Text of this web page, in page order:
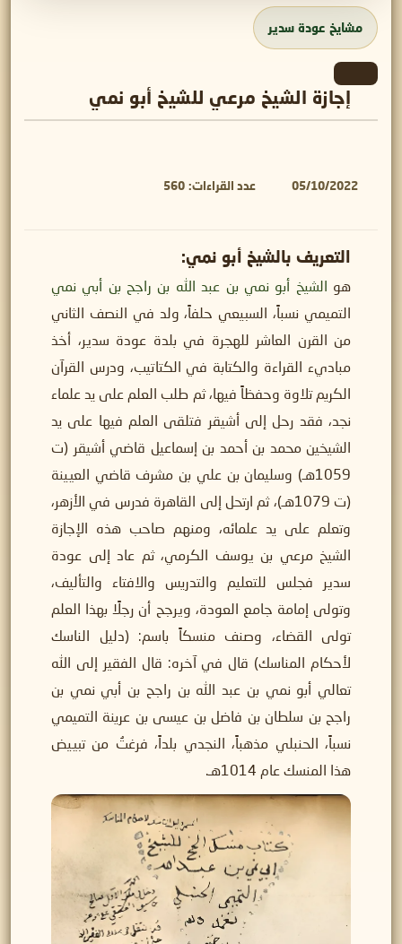
مشايخ عودة سدير
إجازة الشيخ مرعي للشيخ أبو نمي
05/10/2022 عدد القراءات: 560
التعريف بالشيخ أبو نمي:
هو
الشيخ أبو نمي بن عبد الله بن راجح بن أبي نمي
التميمي نسباً، السبيعي حلفاً، ولد في النصف الثاني
من القرن العاشر للهجرة في بلدة عودة سدير، أخذ
مباديء القراءة والكتابة في الكتاتيب، ودرس القرآن
الكريم تلاوة وحفظاً فيها، ثم طلب العلم على يد علماء
نجد، فقد رحل إلى أشيقر فتلقى العلم فيها على يد
الشيخين محمد بن أحمد بن إسماعيل قاضي أشيقر (ت
1059هـ) وسليمان بن علي بن مشرف قاضي العيينة
(ت 1079هـ)، ثم ارتحل إلى القاهرة فدرس في الأزهر،
وتعلم على يد علمائه، ومنهم صاحب هذه الإجازة
الشيخ مرعي بن يوسف الكرمي، ثم عاد إلى عودة
سدير فجلس للتعليم والتدريس والافتاء والتأليف،
وتولى إمامة جامع العودة، ويرجح أن رجلًا بهذا العلم
تولى القضاء، وصنف منسكاً باسم: (دليل الناسك
لأحكام المناسك) قال في آخره: قال الفقير إلى الله
تعالي أبو نمي بن عبد الله بن راجح بن أبي نمي بن
راجح بن سلطان بن فاضل بن عيسى بن عرينة التميمي
نسباً، الحنبلي مذهباً، النجدي بلداً، فرغتُ من تبييض
هذا المنسك عام 1014هـ.